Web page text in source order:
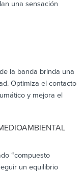
una sensación
la banda brinda una
Optimiza el contacto
y mejora el
“compuesto
un equilibrio